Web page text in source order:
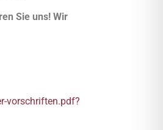
Sie uns! Wir
vorschriften.pdf?